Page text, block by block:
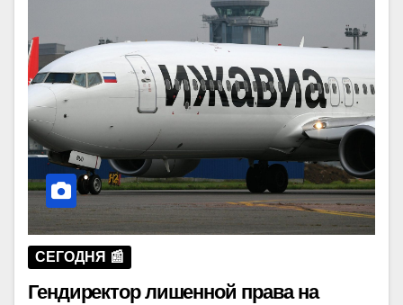
СЕГОДНЯ 📰
Гендиректор лишенной права на